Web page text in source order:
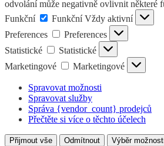
odvolání může negativně ovlivnit některé
Funkční
Funkční Vždy aktivní
Preferences
Preferences
Statistické
Statistické
Marketingové
Marketingové
Spravovat možnosti
Spravovat služby
Správa {vendor_count} prodejců
Přečtěte si více o těchto účelech
Přijmout vše Odmítnout Výběr